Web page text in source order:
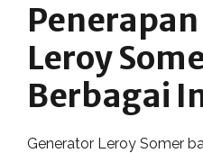
Leroy
Berbagai
Generator Leroy Somer